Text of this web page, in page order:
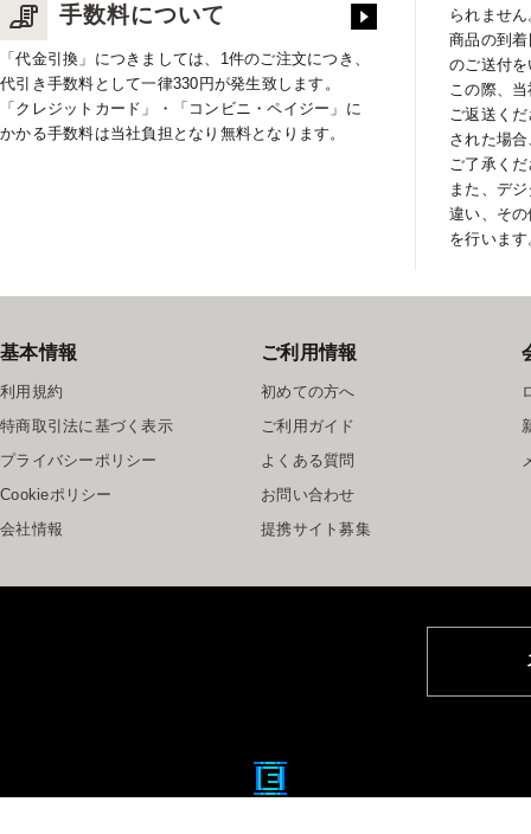
手数料について
「代金引換」につきましては、1件のご注文につき、
代引き手数料として一律330円が発生致します。
「クレジットカード」・「コンビニ・ペイジー」に
かかる手数料は当社負担となり無料となります。
られません
商品の到
のご送付
この際、
ご返送く
された場
ご了承く
また、デ
違い、そ
を行います
基本情報
利用規約
特商取引法に基づく表示
プライバシーポリシー
Cookieポリシー
会社情報
ご利用情報
初めての方へ
ご利用ガイド
よくある質問
お問い合わせ
提携サイト募集